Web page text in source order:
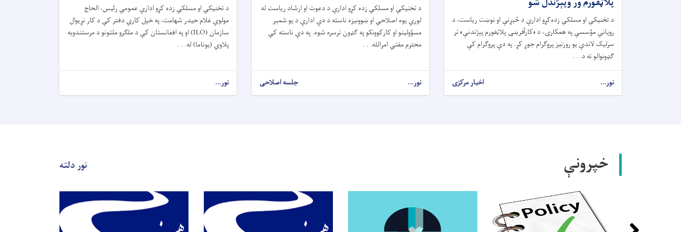
د تخنیکي او مسلکي زده‌کړو ادارې د څېړنې او نوښت ریاست، د
روپاني مؤسسې په همکارۍ، د «کارآفرینۍ پلاټفورم پېژندنې» تر
سرلیک لاندې یو روزنیز پروګرام جوړ کړ. په دې پروګرام کې
ګډونوالو ته د. . .
نور... اخبار مرکزی
د تخنیکي او مسلکي زده کړو ادارې د دعوت او ارشاد ریاست له
لوري یوه اصلاحي او ښوونیزه ناسته د دې ادارې د یو شمېر
مسؤولینو او کارکوونکو په ګډون ترسره شوه. په دې ناسته کې
محترم مفتي امرالله. . .
نور... جلسه اصلاحی
د تخنیکي او مسلکي زده کړو ادارې عمومي رئیس، الحاج
مولوي غلام حیدر شهامت، په خپل کاري دفتر کې د کار نړیوال
سازمان (ILO) او په افغانستان کې د ملګرو ملتونو د مرستندویه
پلاوي (یوناما) له. . .
نور...
خپرونې نور دلته